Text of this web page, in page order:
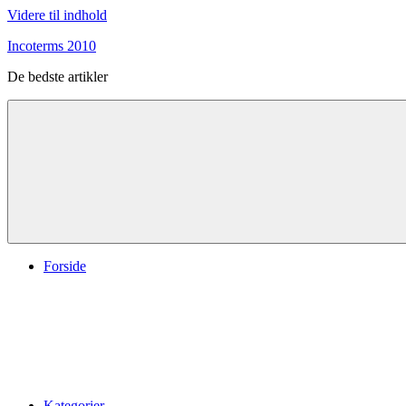
Videre til indhold
Incoterms 2010
De bedste artikler
Forside